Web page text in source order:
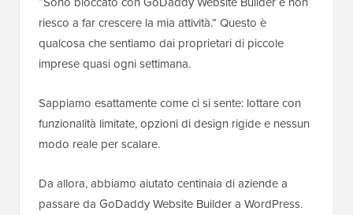
riesco a far crescere la mia attività.” Questo è
qualcosa che sentiamo dai proprietari di piccole
imprese quasi ogni settimana.
Sappiamo esattamente come ci si sente: lottare con
funzionalità limitate, opzioni di design rigide e nessun
modo reale per scalare.
Da allora, abbiamo aiutato centinaia di aziende a
passare da GoDaddy Website Builder a WordPress.